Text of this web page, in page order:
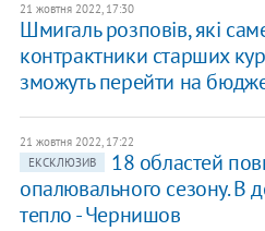
21 жовтня 2022, 17:30
Шмигаль розповів, які
контрактники старших
зможуть перейти на
21 жовтня 2022, 17:22
ЕКСКЛЮЗИВ
18 областей
опалювального сезону. В
тепло - Чернишов